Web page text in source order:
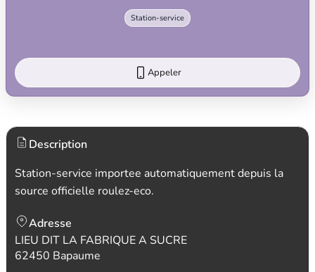
Station-service
Appeler
Description
Station-service importee automatiquement depuis la
source officielle roulez-eco.
Adresse
LIEU DIT LA FABRIQUE A SUCRE
62450 Bapaume